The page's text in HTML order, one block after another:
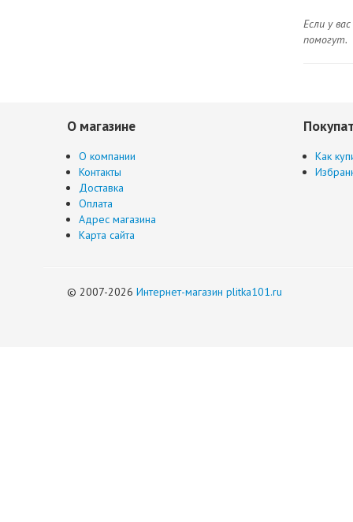
Если у
помогут.
О магазине
О компании
Контакты
Доставка
Оплата
Адрес магазина
Карта сайта
Как
© 2007-2026 Интернет-магазин plitka101.ru